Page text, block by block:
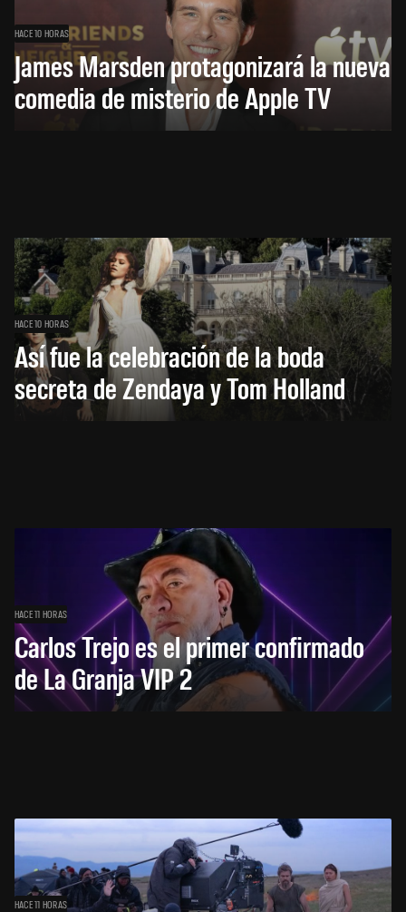
HACE 10 HORAS
James Marsden protagonizará la nueva
comedia de misterio de Apple TV
HACE 10 HORAS
Así fue la celebración de la boda
secreta de Zendaya y Tom Holland
HACE 11 HORAS
Carlos Trejo es el primer confirmado
de La Granja VIP 2
HACE 11 HORAS